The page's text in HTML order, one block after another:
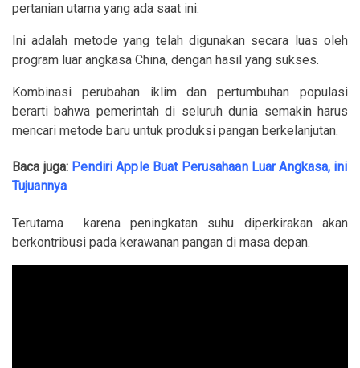
pertanian utama yang ada saat ini.
Ini adalah metode yang telah digunakan secara luas oleh
program luar angkasa China, dengan hasil yang sukses.
Kombinasi perubahan iklim dan pertumbuhan populasi
berarti bahwa pemerintah di seluruh dunia semakin harus
mencari metode baru untuk produksi pangan berkelanjutan.
Baca juga: Pendiri Apple Buat Perusahaan Luar Angkasa, ini
Tujuannya
Terutama
karena peningkatan suhu diperkirakan akan
berkontribusi pada kerawanan pangan di masa depan.